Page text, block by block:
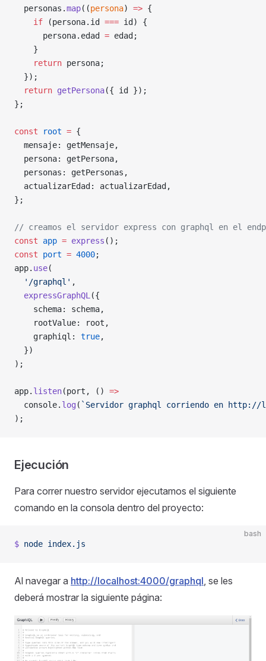
  personas.
map((persona) => {
    if
(persona.id === id) {
      persona.edad
= edad;
    }
    return
persona;
  });
  return
getPersona({ id });
};
const root = {
  mensaje: getMensaje,
  persona: getPersona,
  personas: getPersonas,
  actualizarEdad: actualizarEdad,
};
// creamos el servidor express con graphql en el
const app = express ();
const port = 4000;
app. use(
  '/graphql'
,
  expressGraphQL
({
    schema: schema,
    rootValue: root,
    graphiql:
true,
  })
);
app. listen(port, () =>
  console.
log ( `Servidor graphql corriendo en http://
);
Ejecución
Para correr nuestro servidor ejecutamos el siguiente
comando en la consola dentro del proyecto:
bash
$ node index.js
Al navegar a http://localhost:4000/graphql, se les
deberá mostrar la siguiente página: